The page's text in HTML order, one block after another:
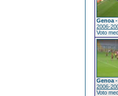
Genoa
2006-
Voto
Genoa
2006-
Voto